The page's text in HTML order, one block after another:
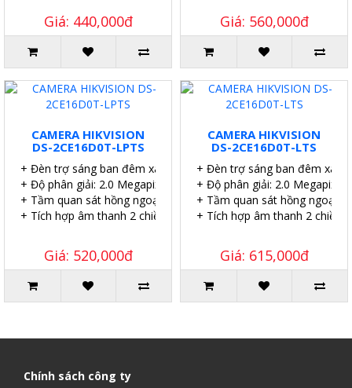
Giá: 440,000đ Giá: 560,000đ
CAMERA HIKVISION
DS-2CE16D0T-LPTS
+ Đèn trợ sáng ban đêm xa 20 mét
+ Độ phân giải: 2.0 Megapixel.
+ Tầm quan sát hồng ngoại: 25 mét.
+ Tích hợp âm thanh 2 chiều.
Giá: 520,000đ
CAMERA HIKVISION
DS-2CE16D0T-LTS
+ Đèn trợ sáng ban đêm xa
+ Độ phân giải: 2.0 Megapixel.
+ Tầm quan sát hồng ngoại:
+ Tích hợp âm thanh 2 chiều.
Giá: 615,000đ
Chính sách công ty